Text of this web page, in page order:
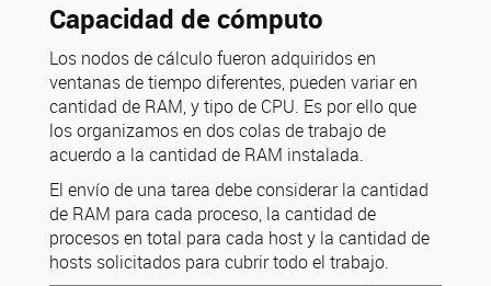
Capacidad de cómputo
Los nodos de cálculo fueron adquiridos en
ventanas de tiempo diferentes, pueden variar en
cantidad de RAM, y tipo de CPU. Es por ello que
los organizamos en dos colas de trabajo de
acuerdo a la cantidad de RAM instalada.
El envío de una tarea debe considerar la cantidad
de RAM para cada proceso, la cantidad de
procesos en total para cada host y la cantidad de
hosts solicitados para cubrir todo el trabajo.